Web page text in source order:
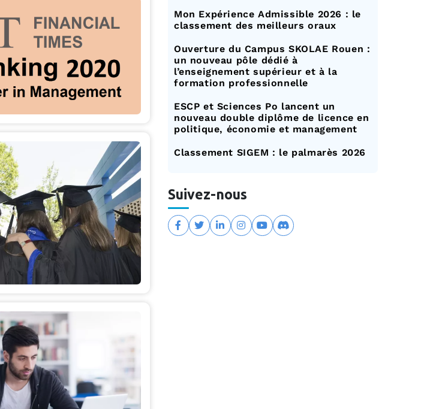
Mon Expérience Admissible 2026 : le
classement des meilleurs oraux
Ouverture du Campus SKOLAE Rouen :
un nouveau pôle dédié à
l’enseignement supérieur et à la
formation professionnelle
ESCP et Sciences Po lancent un
nouveau double diplôme de licence en
politique, économie et management
Classement SIGEM : le palmarès 2026
Suivez-nous